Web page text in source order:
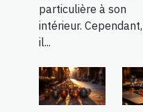
particulière à son
intérieur. Cependant,
il...